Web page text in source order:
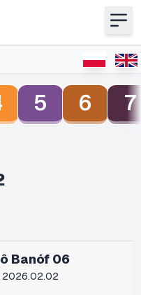
5 6 7
Banóf 06
2026.02.02